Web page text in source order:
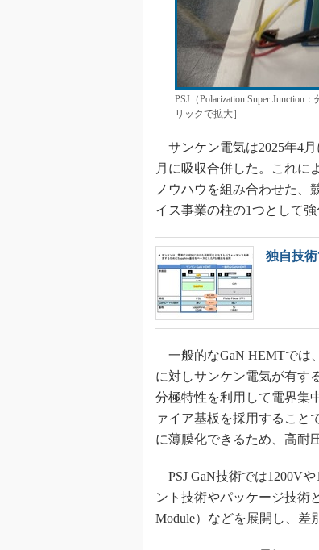
PSJ（Polarization Super
リックで拡大］
サンケン電気は2025年4
月に吸収合併した。これに
ノウハウを組み合わせた、
イス事業の柱の1つとして強
独自技
一般的なGaN HEMTでは
に対しサンケン電気が有す
分極特性を利用して電界集
ァイア基板を採用すること
に薄膜化できるため、高耐
PSJ GaN技術では1200V
ント技術やパッケージ技術
Module）などを展開し、差